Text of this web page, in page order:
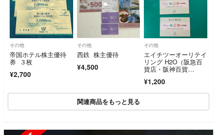
その他
帝国ホテル株主優待
券 ３枚
¥2,700
その他
西鉄 株主優待
¥4,500
その他
エイチツーオーリテイ
リング H2O（阪急百
貨店・阪神百貨
¥1,200
関連商品をもっと見る